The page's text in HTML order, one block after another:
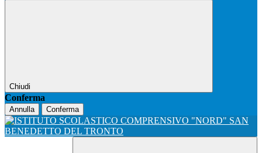
Chiudi
Conferma
Annulla Conferma